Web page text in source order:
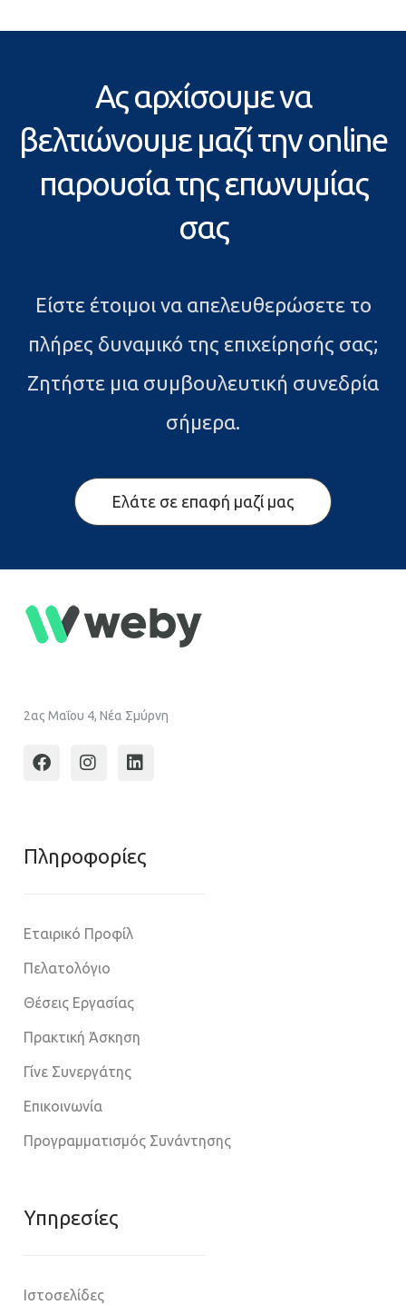
Ας αρχίσουμε να
βελτιώνουμε μαζί την online
παρουσία της επωνυμίας
σας
Είστε έτοιμοι να απελευθερώσετε το
πλήρες δυναμικό της επιχείρησής σας;
Ζητήστε μια συμβουλευτική συνεδρία
σήμερα.
Ελάτε σε επαφή μαζί μας
2ας Μαΐου 4, Νέα Σμύρνη
Πληροφoρίες
Εταιρικό Προφίλ
Πελατολόγιο
Θέσεις Εργασίας
Πρακτική Άσκηση
Γίνε Συνεργάτης
Επικοινωνία
Προγραμματισμός Συνάντησης
Υπηρεσίες
Ιστοσελίδες